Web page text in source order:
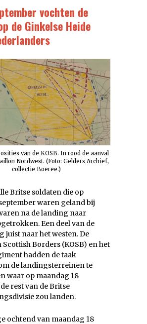
vochten de
de Ginkelse Heide
van de KOSB. In rood de aanval
Nordwest. (Foto: Gelders Archief,
collectie Boeree.)
Britse soldaten die op
waren geland bij
na de landing naar
Een deel van de
juist naar het westen. De
Scottish Borders (KOSB) en het
hadden de taak
de landingsterreinen te
waar op maandag 18
rest van de Britse
zou landen.
ochtend van maandag 18